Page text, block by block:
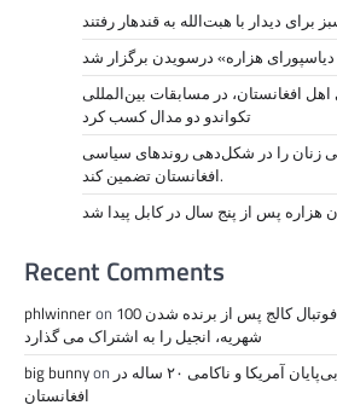
برای دیدار با هبت‌الله به قندهار رفتند
هزاره» درسویدن برگزار شد
افغانستان، در مسابقات بین‌المللی
تکواندو دو مدال کسب کرد
زنان را در شکل‌دهی روندهای سیاسی
افغانستان تضمین کند.
پس از پنج سال در کابل پیدا شد
Recent Comments
phlwinneron برنده نیم فصل فوتبال کالج پس از برنده شدن 100G دلار
شهریه، انجیل را به اشتراک می گذارد
big bunnyon یازدهم سپتامبر؛ آغاز جنگ بی‌پایان آمریکا و ناکامی ۲۰ ساله در
افغانستان